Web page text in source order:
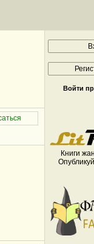
Войти
Книги